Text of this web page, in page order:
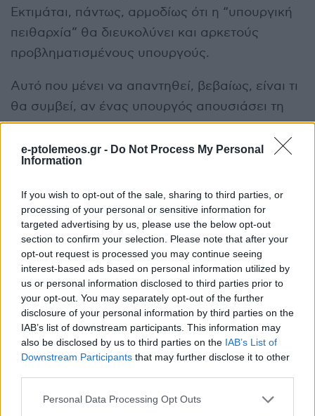
e-ptolemeos.gr - Do Not Process My Personal
Information
If you wish to opt-out of the sale, sharing to third parties, or
processing of your personal or sensitive information for
targeted advertising by us, please use the below opt-out
section to confirm your selection. Please note that after your
opt-out request is processed you may continue seeing
interest-based ads based on personal information utilized by
us or personal information disclosed to third parties prior to
your opt-out. You may separately opt-out of the further
disclosure of your personal information by third parties on the
IAB’s list of downstream participants. This information may
also be disclosed by us to third parties on the IAB’s List of
Downstream Participants that may further disclose it to other
Please note that this website/app uses one or more Google
Personal Data Processing Opt Outs
Εκτιμάται, πάντως, αρμοδίως ότι η “υπουργική
πειθαρχία” θα διευκολύνει και αρκετούς
προβληματισμένους υπουργούς.
Αυτό που μένει να απαντηθεί, βεβαίως, είναι τι
θα συμβεί, αν ένας υπουργός απουσιάσει τη
μέρα ψήφισης του εν λόγω νομοσχεδίου, όπως
είχε γίνει και το 2015 με το σύμφωνο
συμβίωσης. Μόνο που τότε η ΝΔ δεν ήταν
κυβέρνηση.
Ο Καραμανλής και οι θετικοί
«δεξιοί»
Από την άλλη, υπάρχει μια σειρά στελεχών που
προέρχονται από την πιο «παραδοσιακή» ή τη
δεξιότερη πτέρυγα της ΝΔ που εμφανίζονται
υπέρ της ρύθμισης. Για παράδειγμα, σύμφωνα
με πληροφορίες, θετικός είναι ο πρωην
Καραμανλής, ο οποίος υπογραμμίζει ότι η ΝΔ